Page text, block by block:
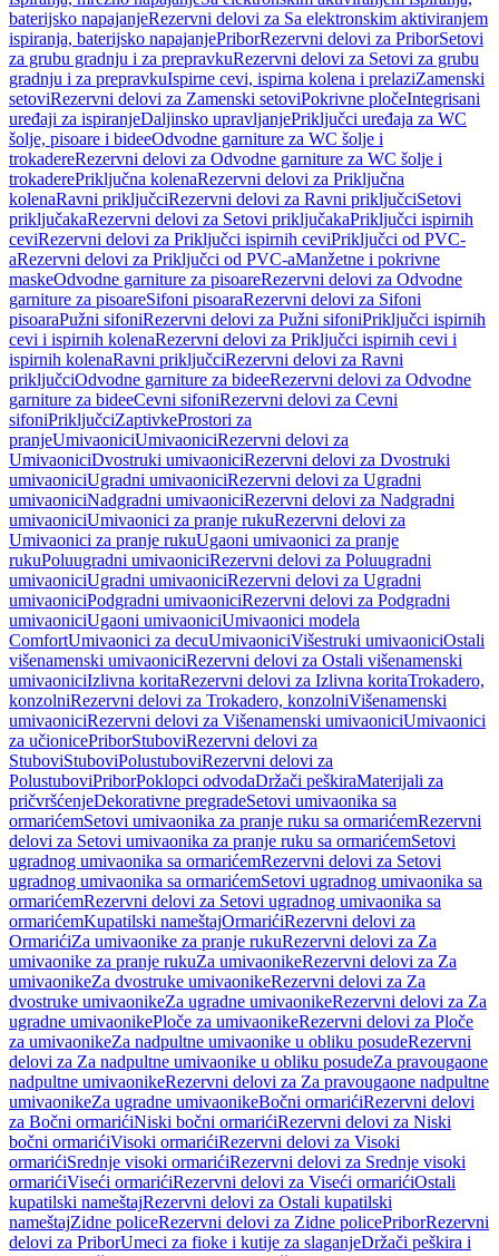
baterijsko napajanjeRezervni delovi za Sa elektronskim aktiviranjem
ispiranja, baterijsko napajanjePriborRezervni delovi za PriborSetovi
za grubu gradnju i za prepravkuRezervni delovi za Setovi za grubu
gradnju i za prepravkuIspirne cevi, ispirna kolena i prelaziZamenski
setoviRezervni delovi za Zamenski setoviPokrivne pločeIntegrisani
uređaji za ispiranjeDaljinsko upravljanjePriključci uređaja za WC
šolje, pisoare i bideeOdvodne garniture za WC šolje i
trokadereRezervni delovi za Odvodne garniture za WC šolje i
trokaderePriključna kolenaRezervni delovi za Priključna
kolenaRavni priključciRezervni delovi za Ravni priključciSetovi
priključakaRezervni delovi za Setovi priključakaPriključci ispirnih
ceviRezervni delovi za Priključci ispirnih ceviPriključci od PVC-
aRezervni delovi za Priključci od PVC-aManžetne i pokrivne
maskeOdvodne garniture za pisoareRezervni delovi za Odvodne
garniture za pisoareSifoni pisoaraRezervni delovi za Sifoni
pisoaraPužni sifoniRezervni delovi za Pužni sifoniPriključci ispirnih
cevi i ispirnih kolenaRezervni delovi za Priključci ispirnih cevi i
ispirnih kolenaRavni priključciRezervni delovi za Ravni
priključciOdvodne garniture za bideeRezervni delovi za Odvodne
garniture za bideeCevni sifoniRezervni delovi za Cevni
sifoniPriključciZaptivkeProstori za
pranjeUmivaoniciUmivaoniciRezervni delovi za
UmivaoniciDvostruki umivaoniciRezervni delovi za Dvostruki
umivaoniciUgradni umivaoniciRezervni delovi za Ugradni
umivaoniciNadgradni umivaoniciRezervni delovi za Nadgradni
umivaoniciUmivaonici za pranje rukuRezervni delovi za
Umivaonici za pranje rukuUgaoni umivaonici za pranje
rukuPoluugradni umivaoniciRezervni delovi za Poluugradni
umivaoniciUgradni umivaoniciRezervni delovi za Ugradni
umivaoniciPodgradni umivaoniciRezervni delovi za Podgradni
umivaoniciUgaoni umivaoniciUmivaonici modela
ComfortUmivaonici za decuUmivaoniciVišestruki umivaoniciOstali
višenamenski umivaoniciRezervni delovi za Ostali višenamenski
umivaoniciIzlivna koritaRezervni delovi za Izlivna koritaTrokadero,
konzolniRezervni delovi za Trokadero, konzolniVišenamenski
umivaoniciRezervni delovi za Višenamenski umivaoniciUmivaonici
za učionicePriborStuboviRezervni delovi za
StuboviStuboviPolustuboviRezervni delovi za
PolustuboviPriborPoklopci odvodaDržači peškiraMaterijali za
pričvršćenjeDekorativne pregradeSetovi umivaonika sa
ormarićemSetovi umivaonika za pranje ruku sa ormarićemRezervni
delovi za Setovi umivaonika za pranje ruku sa ormarićemSetovi
ugradnog umivaonika sa ormarićemRezervni delovi za Setovi
ugradnog umivaonika sa ormarićemSetovi ugradnog umivaonika sa
ormarićemRezervni delovi za Setovi ugradnog umivaonika sa
ormarićemKupatilski nameštajOrmarićiRezervni delovi za
OrmarićiZa umivaonike za pranje rukuRezervni delovi za Za
umivaonike za pranje rukuZa umivaonikeRezervni delovi za Za
umivaonikeZa dvostruke umivaonikeRezervni delovi za Za
dvostruke umivaonikeZa ugradne umivaonikeRezervni delovi za Za
ugradne umivaonikePloče za umivaonikeRezervni delovi za Ploče
za umivaonikeZa nadpultne umivaonike u obliku posudeRezervni
delovi za Za nadpultne umivaonike u obliku posudeZa pravougaone
nadpultne umivaonikeRezervni delovi za Za pravougaone nadpultne
umivaonikeZa ugradne umivaonikeBočni ormarićiRezervni delovi
za Bočni ormarićiNiski bočni ormarićiRezervni delovi za Niski
bočni ormarićiVisoki ormarićiRezervni delovi za Visoki
ormarićiSrednje visoki ormarićiRezervni delovi za Srednje visoki
ormarićiViseći ormarićiRezervni delovi za Viseći ormarićiOstali
kupatilski nameštajRezervni delovi za Ostali kupatilski
nameštajZidne policeRezervni delovi za Zidne policePriborRezervni
delovi za PriborUmeci za fioke i kutije za slaganjeDržači peškira i